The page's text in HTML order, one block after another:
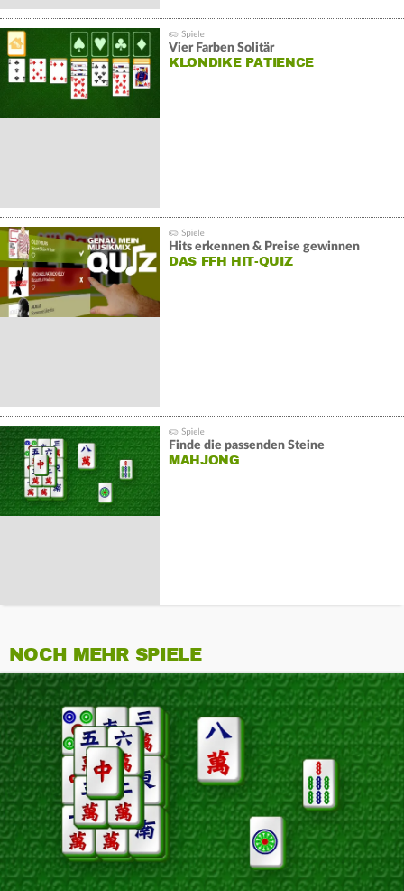
Vier Farben Solitär
KLONDIKE PATIENCE
Hits erkennen & Preise gewinnen
DAS FFH HIT-QUIZ
Finde die passenden Steine
MAHJONG
NOCH MEHR SPIELE